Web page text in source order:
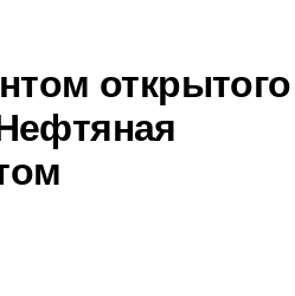
открытого